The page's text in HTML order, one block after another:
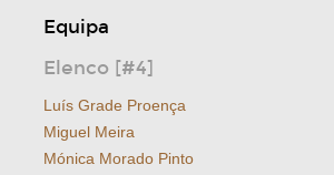
Equipa
Elenco [#4]
Luís Grade Proença
Miguel Meira
Mónica Morado Pinto